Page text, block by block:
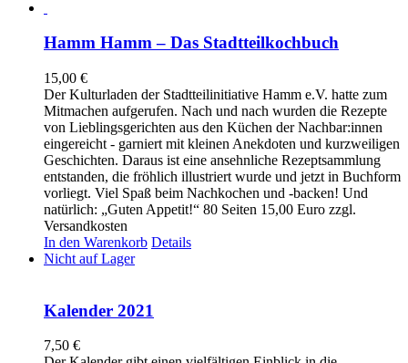
Hamm Hamm – Das Stadtteilkochbuch
15,00 €
Der Kulturladen der Stadtteilinitiative Hamm e.V. hatte zum
Mitmachen aufgerufen. Nach und nach wurden die Rezepte
von Lieblingsgerichten aus den Küchen der Nachbar:innen
eingereicht - garniert mit kleinen Anekdoten und kurzweiligen
Geschichten. Daraus ist eine ansehnliche Rezeptsammlung
entstanden, die fröhlich illustriert wurde und jetzt in Buchform
vorliegt. Viel Spaß beim Nachkochen und -backen! Und
natürlich: „Guten Appetit!“ 80 Seiten 15,00 Euro zzgl.
Versandkosten
In den Warenkorb Details
Nicht auf Lager
Kalender 2021
7,50 €